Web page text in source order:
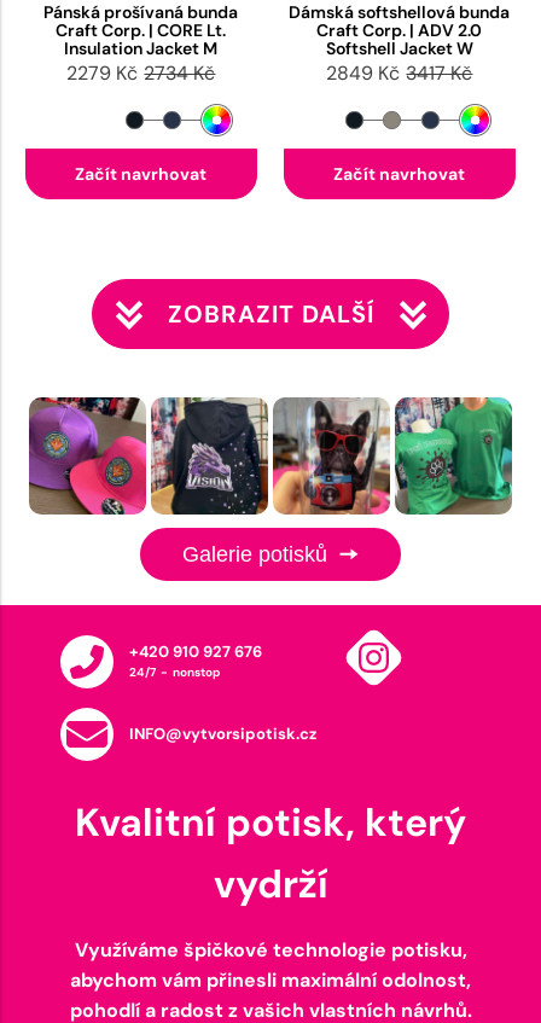
Pánská prošívaná bunda
Craft Corp. | CORE Lt.
Insulation Jacket M
2279 Kč 2734 Kč
Začít navrhovat
Dámská softshellová bunda
Craft Corp. | ADV 2.0
Softshell Jacket W
2849 Kč 3417 Kč
Začít navrhovat
ZOBRAZIT DALŠÍ
Galerie potisků
+420 910 927 676
24/7 - nonstop
INFO@vytvorsipotisk.cz
Kvalitní potisk, který
vydrží
Využíváme špičkové technologie potisku,
abychom vám přinesli maximální odolnost,
pohodlí a radost z vašich vlastních návrhů.